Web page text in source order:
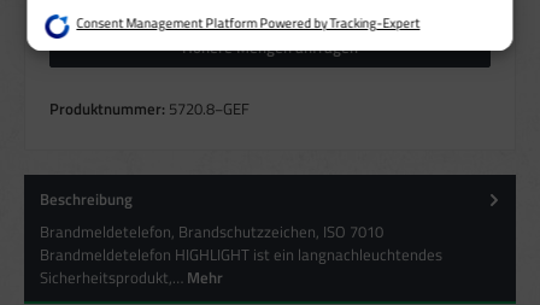
Höhere Mengen anfragen
Produktnummer: 5720.8−GEF
Beschreibung
Brandmeldetelefon, Brandschutzzeichen, ISO 7010
Brandmeldetelefon HIGHLIGHT ist ein langnachleuchtendes
Sicherheitsprodukt,… Mehr
Verwendung von Profilen zur Auswahl personalisierter Werbung
Erstellung von Profilen zur Personalisierung von Inhalten
Verwendung von Profilen zur Auswahl personalisierter Inhalte
Messung der Werbeleistung
Analyse von Zielgruppen durch Statistiken oder Kombinationen von Daten
Besondere Features:
Verwendung genauer Standortdaten
Endgeräteeigenschaften zur Identifikation aktiv abfragen
Consent Management Platform Powered by Tracking-Expert